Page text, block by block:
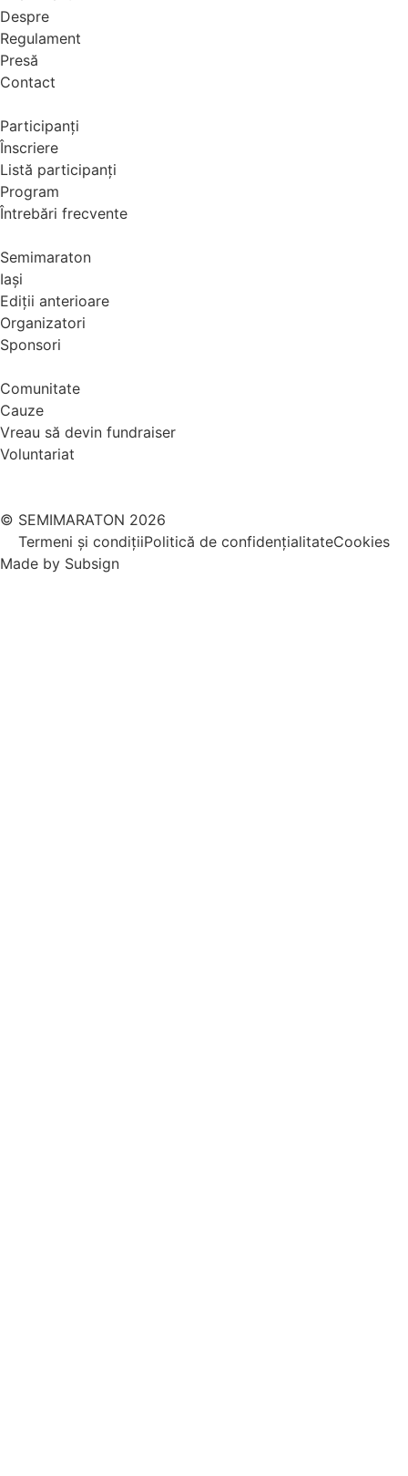
Despre
Regulament
Presă
Contact
Participanți
Înscriere
Listă participanți
Program
Întrebări frecvente
Semimaraton
Iași
Ediții anterioare
Organizatori
Sponsori
Comunitate
Cauze
Vreau să devin fundraiser
Voluntariat
© SEMIMARATON 2026
Termeni și condițiiPolitică de confidențialitateCookies
Made by Subsign